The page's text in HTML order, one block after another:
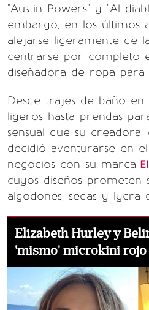
"Austin Powers" y "Al
embargo, en los últimos
alejarse ligeramente de
centrarse por completo
diseñadora de ropa para
Desde trajes de baño en
ligeros hasta prendas
sensual que su
decidió aventurarse en
negocios con su marca
cuyos diseños prometen
algodones, sedas y lycra
Elizabeth Hurley y
'mismo' microkini rojo